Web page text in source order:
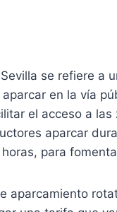
Sevilla se refiere
en la vía
el acceso a
aparcar
para
aparcamiento